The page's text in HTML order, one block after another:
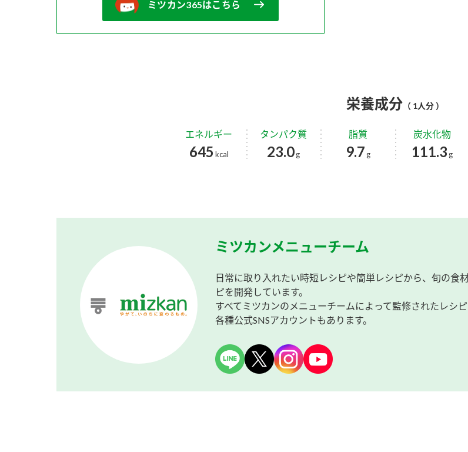
ミツカン365はこちら
栄養成分 （ 1人分 ）
エネルギー
645 kcal
タンパク質
23.0g
脂質
9.7 g
炭水化物
111.3 g
ミツカンメニューチーム
日常に取り入れたい時短レシピや簡単レシピから、旬の
ピを開発しています。
すべてミツカンのメニューチームによって監修されたレシ
各種公式SNSアカウントもあります。